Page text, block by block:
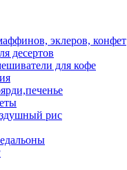
эклеров, конфет
десертов
для кофе
рис